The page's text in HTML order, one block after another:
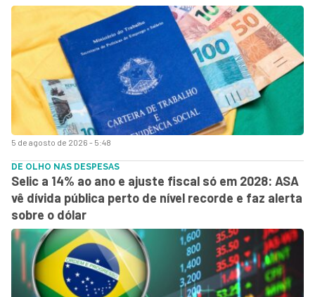
5 de agosto de 2026 - 5:48
DE OLHO NAS DESPESAS
Selic a 14% ao ano e ajuste fiscal só em 2028: ASA
vê dívida pública perto de nível recorde e faz alerta
sobre o dólar